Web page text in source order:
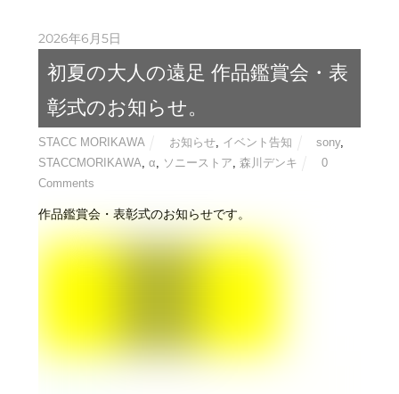
2026年6月5日
初夏の大人の遠足 作品鑑賞会・表
彰式のお知らせ。
STACC MORIKAWA お知らせ, イベント告知 sony,
STACCMORIKAWA, α, ソニーストア, 森川デンキ
0
Comments
作品鑑賞会・表彰式のお知らせです。